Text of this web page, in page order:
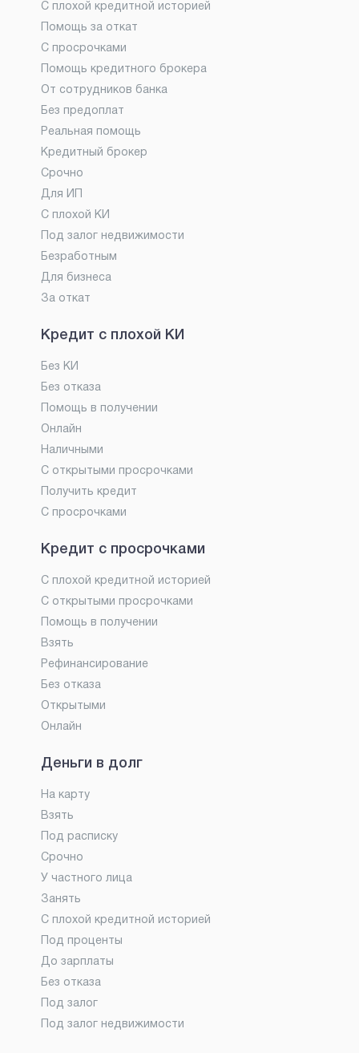
С плохой кредитной историей
Помощь за откат
С просрочками
Помощь кредитного брокера
От сотрудников банка
Без предоплат
Реальная помощь
Кредитный брокер
Срочно
Для ИП
С плохой КИ
Под залог недвижимости
Безработным
Для бизнеса
За откат
Кредит с плохой КИ
Без КИ
Без отказа
Помощь в получении
Онлайн
Наличными
С открытыми просрочками
Получить кредит
С просрочками
Кредит с просрочками
С плохой кредитной историей
С открытыми просрочками
Помощь в получении
Взять
Рефинансирование
Без отказа
Открытыми
Онлайн
Деньги в долг
На карту
Взять
Под расписку
Срочно
У частного лица
Занять
С плохой кредитной историей
Под проценты
До зарплаты
Без отказа
Под залог
Под залог недвижимости